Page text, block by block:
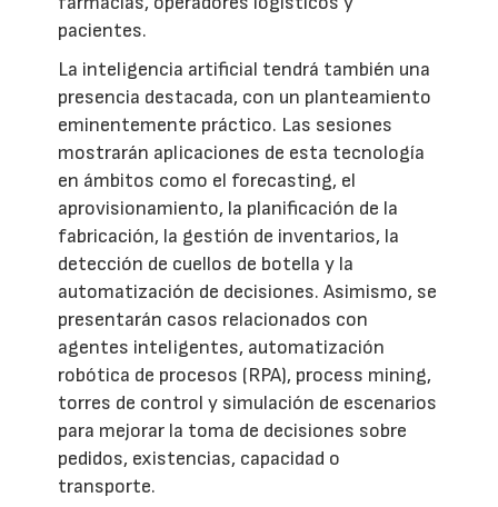
pacientes.
La inteligencia artificial tendrá también una
presencia destacada, con un planteamiento
eminentemente práctico. Las sesiones
mostrarán aplicaciones de esta tecnología
en ámbitos como el forecasting, el
aprovisionamiento, la planificación de la
fabricación, la gestión de inventarios, la
detección de cuellos de botella y la
automatización de decisiones. Asimismo, se
presentarán casos relacionados con
agentes inteligentes, automatización
robótica de procesos (RPA), process mining,
torres de control y simulación de escenarios
para mejorar la toma de decisiones sobre
pedidos, existencias, capacidad o
transporte.